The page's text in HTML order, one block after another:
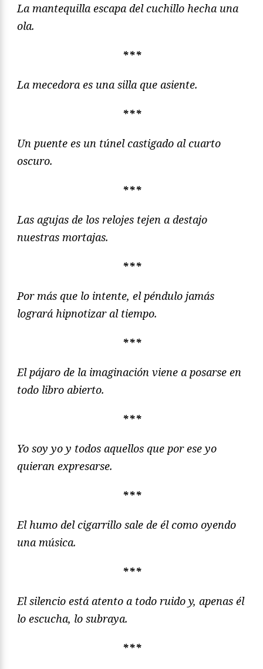
La mantequilla escapa del cuchillo hecha una
ola.
***
La mecedora es una silla que asiente.
***
Un puente es un túnel castigado al cuarto
oscuro.
***
Las agujas de los relojes tejen a destajo
nuestras mortajas.
***
Por más que lo intente, el péndulo jamás
logrará hipnotizar al tiempo.
***
El pájaro de la imaginación viene a posarse en
todo libro abierto.
***
Yo soy yo y todos aquellos que por ese yo
quieran expresarse.
***
El humo del cigarrillo sale de él como oyendo
una música.
***
El silencio está atento a todo ruido y, apenas él
lo escucha, lo subraya.
***